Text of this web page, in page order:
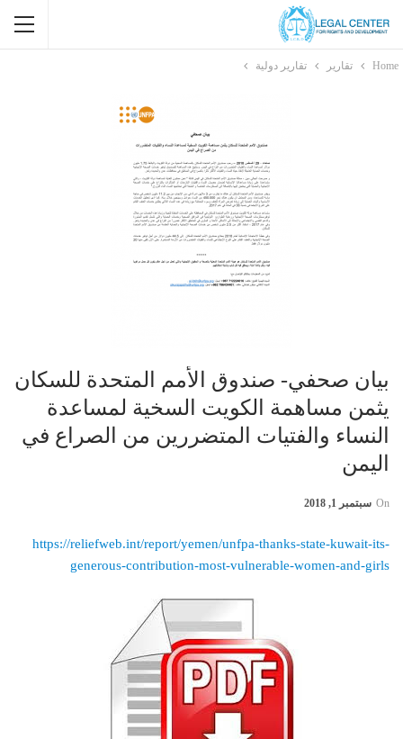
Home تقارير تقارير دولية
بيان صحفي- صندوق الأمم المتحدة للسكان
يثمن مساهمة الكويت السخية لمساعدة
النساء والفتيات المتضررين من الصراع في
اليمن
On سبتمبر 1, 2018
https://reliefweb.int/report/yemen/unfpa-thanks-state-kuwait-its-
generous-contribution-most-vulnerable-women-and-girls